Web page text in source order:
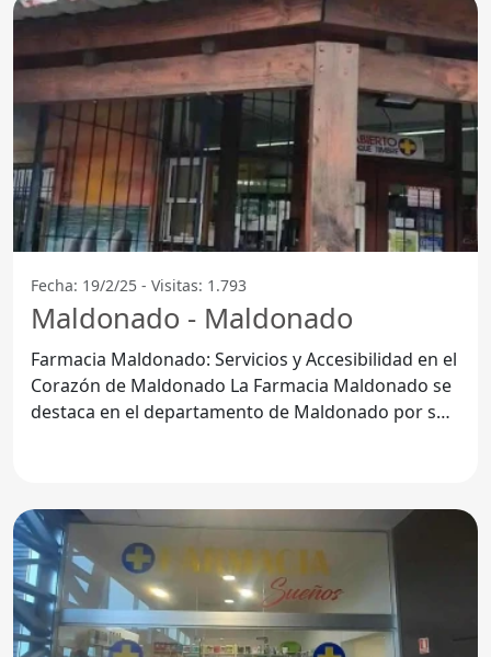
Fecha: 19/2/25 - Visitas: 1.793
Maldonado - Maldonado
Farmacia Maldonado: Servicios y Accesibilidad en el
Corazón de Maldonado La Farmacia Maldonado se
destaca en el departamento de Maldonado por su